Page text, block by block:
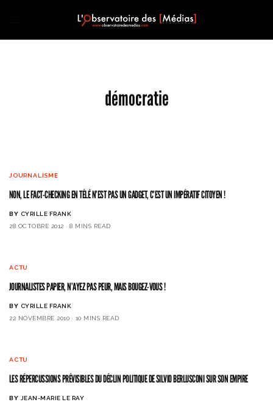
démocratie
JOURNALISME
NON, LE FACT-CHECKING EN TÉLÉ N’EST PAS UN GADGET, C’EST UN IMPÉRATIF CITOYEN !
BY CYRILLE FRANK
28 OCTOBRE 2012
8 MINS READ
ACTU
JOURNALISTES PAPIER, N’AYEZ PAS PEUR, MAIS BOUGEZ-VOUS !
BY CYRILLE FRANK
22 NOVEMBRE 2010
10 MINS READ
ACTU
LES RÉPERCUSSIONS PRÉVISIBLES DU DÉCLIN POLITIQUE DE SILVIO BERLUSCONI SUR SON EMPIRE
BY JEAN-MARIE LE RAY